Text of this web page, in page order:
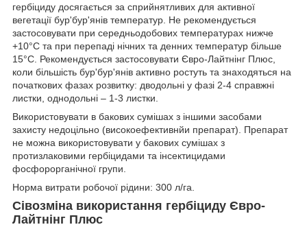
гербіциду досягається за сприйнятливих для активної
вегетації бур'бур'янів температур. Не рекомендується
застосовувати при середньодобових температурах нижче
+10°С та при перепаді нічних та денних температур більше
15°С. Рекомендується застосовувати Євро-Лайтнінг Плюс,
коли більшість бур'бур'янів активно ростуть та знаходяться на
початкових фазах розвитку: дводольні у фазі 2-4 справжні
листки, однодольні – 1-3 листки.
Використовувати в бакових сумішах з іншими засобами
захисту недоцільно (високоефективнйи препарат). Препарат
не можна використовувати у бакових сумішах з
протизлаковими гербіцидами та інсектицидами
фосфорорганічної групи.
Норма витрати робочої рідини: 300 л/га.
Сівозміна використання гербіциду Євро-
Лайтнінг Плюс